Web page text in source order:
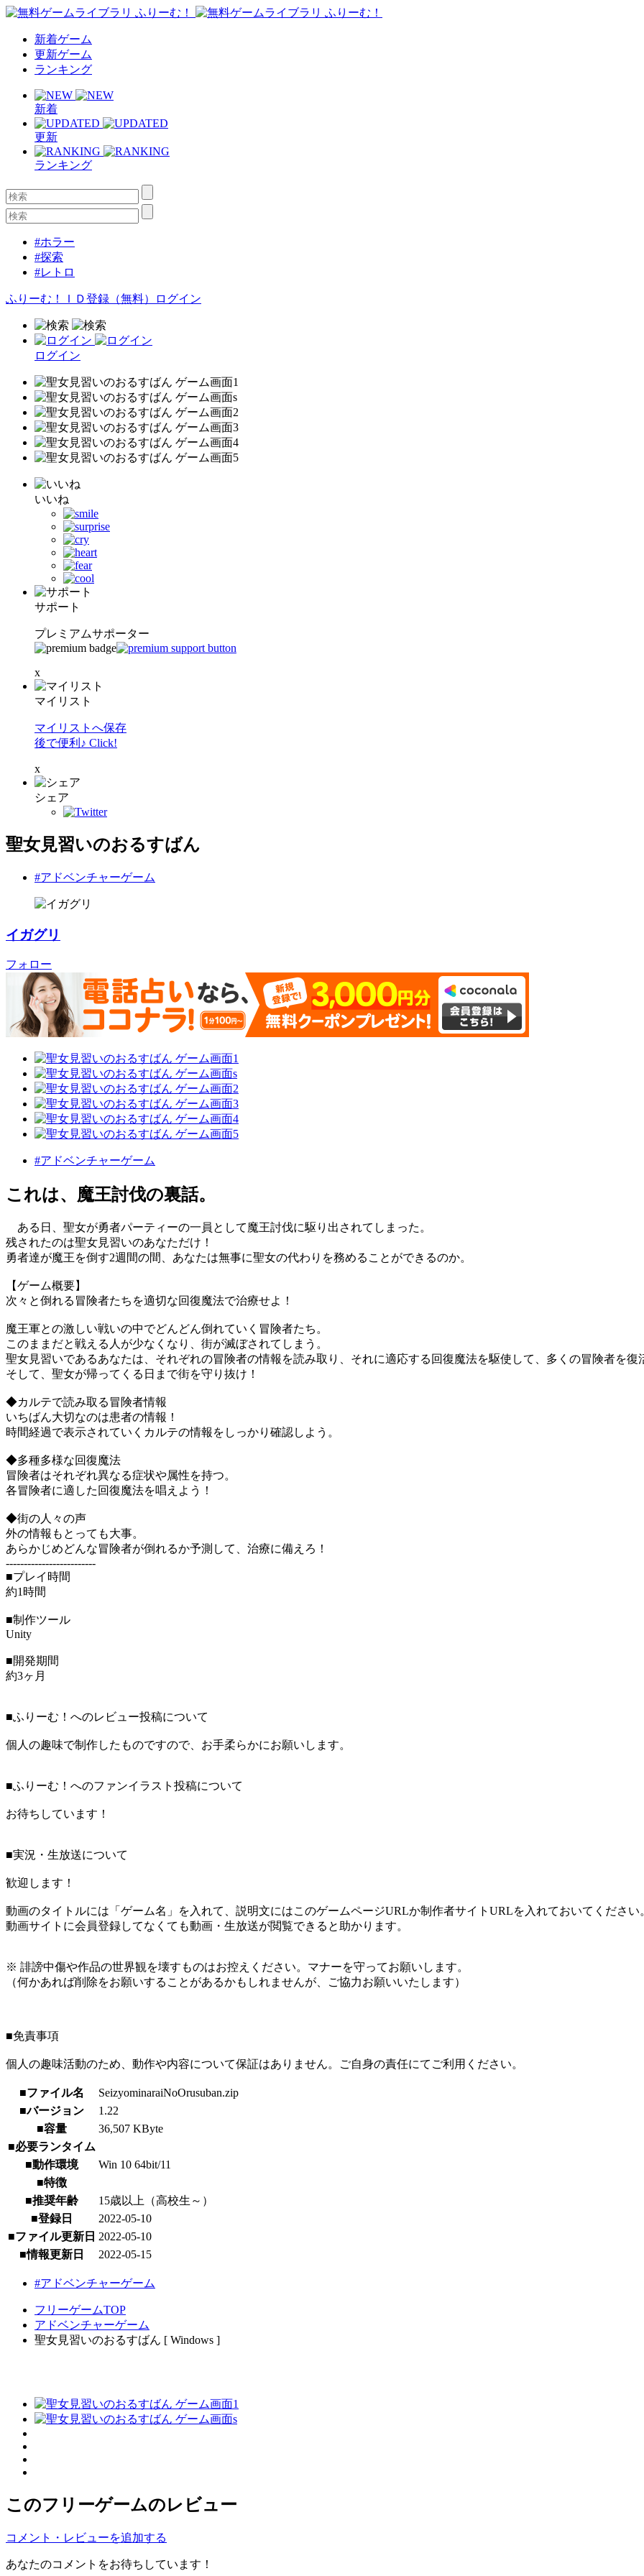
新着ゲーム
更新ゲーム
ランキング
新着
更新
ランキング
#ホラー
#探索
#レトロ
ふりーむ！ＩＤ登録（無料） ログイン
ログイン
いいね
サポート
プレミアムサポーター
x
マイリスト
マイリストへ保存
後で便利♪ Click!
x
シェア
聖女見習いのおるすばん
#アドベンチャーゲーム
イガグリ
フォロー
#アドベンチャーゲーム
これは、魔王討伐の裏話。
ある日、聖女が勇者パーティーの一員として魔王討伐に駆り出されてしまった。
残されたのは聖女見習いのあなただけ！
勇者達が魔王を倒す2週間の間、あなたは無事に聖女の代わりを務めることができるのか。
【ゲーム概要】
次々と倒れる冒険者たちを適切な回復魔法で治療せよ！
魔王軍との激しい戦いの中でどんどん倒れていく冒険者たち。
このままだと戦える人が少なくなり、街が滅ぼされてしまう。
聖女見習いであるあなたは、それぞれの冒険者の情報を読み取り、それに適応する回復魔法を駆使して、多くの冒険者を復
そして、聖女が帰ってくる日まで街を守り抜け！
◆カルテで読み取る冒険者情報
いちばん大切なのは患者の情報！
時間経過で表示されていくカルテの情報をしっかり確認しよう。
◆多種多様な回復魔法
冒険者はそれぞれ異なる症状や属性を持つ。
各冒険者に適した回復魔法を唱えよう！
◆街の人々の声
外の情報もとっても大事。
あらかじめどんな冒険者が倒れるか予測して、治療に備えろ！
-------------------------
■プレイ時間
約1時間
■制作ツール
Unity
■開発期間
約3ヶ月
■ふりーむ！へのレビュー投稿について
個人の趣味で制作したものですので、お手柔らかにお願いします。
■ふりーむ！へのファンイラスト投稿について
お待ちしています！
■実況・生放送について
歓迎します！
動画のタイトルには「ゲーム名」を入れて、説明文にはこのゲームページURLか制作者サイトURLを入れておいてください
動画サイトに会員登録してなくても動画・生放送が閲覧できると助かります。
※ 誹謗中傷や作品の世界観を壊すものはお控えください。マナーを守ってお願いします。
（何かあれば削除をお願いすることがあるかもしれませんが、ご協力お願いいたします）
■免責事項
個人の趣味活動のため、動作や内容について保証はありません。ご自身の責任にてご利用ください。
■ファイル名
SeizyominaraiNoOrusuban.zip
■バージョン
1.22
■容量
36,507 KByte
■必要ランタイム
■動作環境
Win 10 64bit/11
■特徴
■推奨年齢
15歳以上（高校生～）
■登録日
2022-05-10
■ファイル更新日 2022-05-10
■情報更新日
2022-05-15
#アドベンチャーゲーム
フリーゲームTOP
アドベンチャーゲーム
聖女見習いのおるすばん [ Windows ]
このフリーゲームのレビュー
コメント・レビューを追加する
あなたのコメントをお待ちしています！